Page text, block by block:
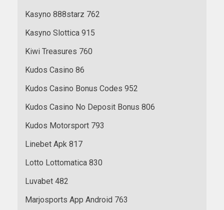
Kasyno 888starz 762
Kasyno Slottica 915
Kiwi Treasures 760
Kudos Casino 86
Kudos Casino Bonus Codes 952
Kudos Casino No Deposit Bonus 806
Kudos Motorsport 793
Linebet Apk 817
Lotto Lottomatica 830
Luvabet 482
Marjosports App Android 763